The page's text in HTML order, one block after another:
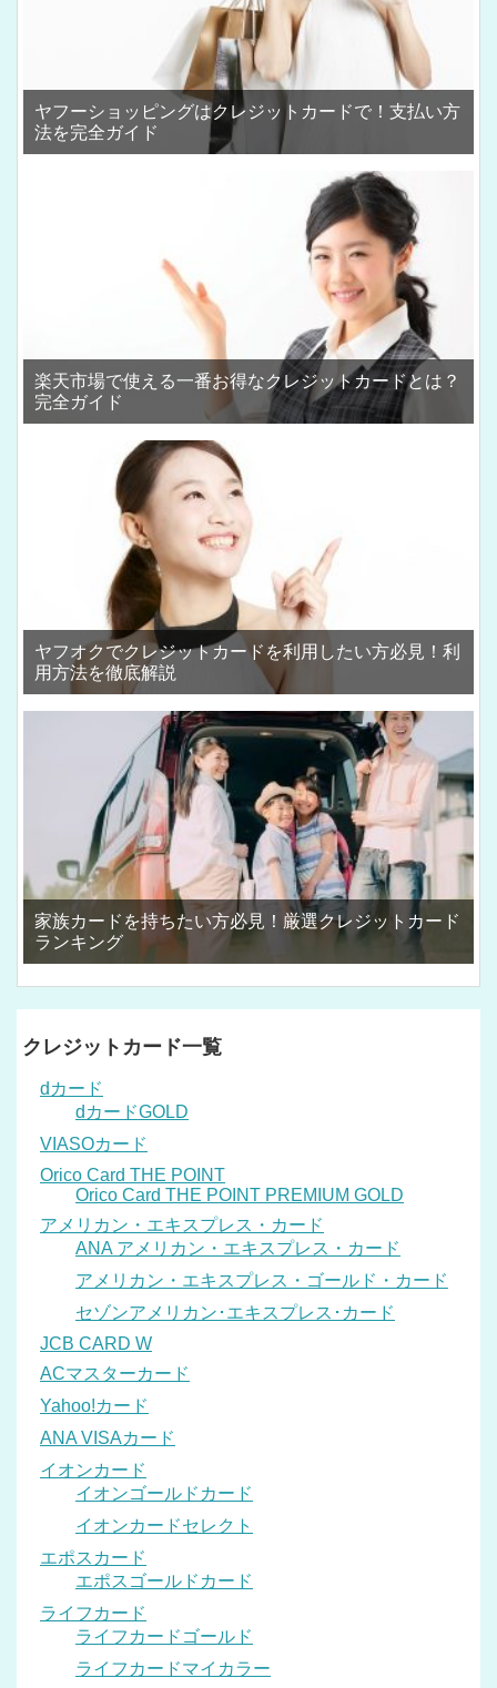
ヤフーショッピングはクレジットカードで！支払い方
法を完全ガイド
楽天市場で使える一番お得なクレジットカードとは？
完全ガイド
ヤフオクでクレジットカードを利用したい方必見！利
用方法を徹底解説
家族カードを持ちたい方必見！厳選クレジットカード
ランキング
クレジットカード一覧
dカード
dカードGOLD
VIASOカード
Orico Card THE POINT
Orico Card THE POINT PREMIUM GOLD
アメリカン・エキスプレス・カード
ANA アメリカン・エキスプレス・カード
アメリカン・エキスプレス・ゴールド・カード
セゾンアメリカン･エキスプレス･カード
JCB CARD W
ACマスターカード
Yahoo!カード
ANA VISAカード
イオンカード
イオンゴールドカード
イオンカードセレクト
エポスカード
エポスゴールドカード
ライフカード
ライフカードゴールド
ライフカードマイカラー